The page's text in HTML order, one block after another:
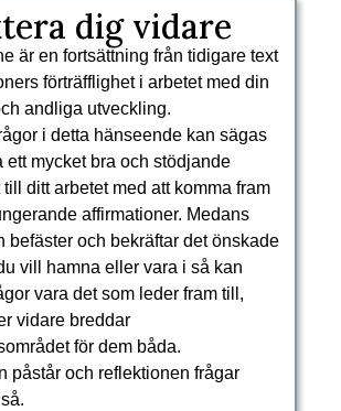
dig vidare
är en fortsättning från tidigare text
förträfflighet i arbetet med din
andliga utveckling.
i detta hänseende kan sägas
ett mycket bra och stödjande
ditt arbetet med att komma fram
affirmationer. Medans
befäster och bekräftar det önskade
vill hamna eller vara i så kan
vara det som leder fram till,
vidare breddar
för dem båda.
påstår och reflektionen frågar